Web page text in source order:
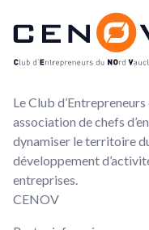
CENOV
Le Club
association de chefs
dynamiser le territoire
développement
entreprises.
CENOV